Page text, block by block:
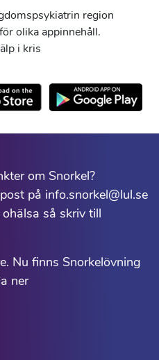
region
olika appinnehåll.
i kris
om Snorkel?
på info.snorkel@lul.se
så skriv till
Nu finns Snorkelövning
ner